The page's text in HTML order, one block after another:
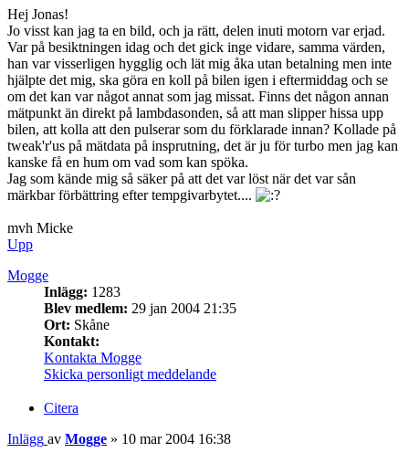
Hej Jonas!
Jo visst kan jag ta en bild, och ja rätt, delen inuti motorn var erjad.
Var på besiktningen idag och det gick inge vidare, samma värden,
han var visserligen hygglig och lät mig åka utan betalning men inte
hjälpte det mig, ska göra en koll på bilen igen i eftermiddag och se
om det kan var något annat som jag missat. Finns det någon annan
mätpunkt än direkt på lambdasonden, så att man slipper hissa upp
bilen, att kolla att den pulserar som du förklarade innan? Kollade på
tweak'r'us på mätdata på insprutning, det är ju för turbo men jag kan
kanske få en hum om vad som kan spöka.
Jag som kände mig så säker på att det var löst när det var sån
märkbar förbättring efter tempgivarbytet....
mvh Micke
Upp
Mogge
Inlägg: 1283
Blev medlem: 29 jan 2004 21:35
Ort: Skåne
Kontakt:
Kontakta Mogge
Skicka personligt meddelande
Citera
Inlägg av Mogge » 10 mar 2004 16:38